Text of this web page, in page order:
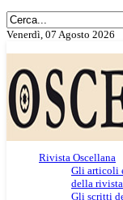
Venerdì, 07 Agosto 2026
Rivista Oscellana
Gli articoli
della rivista
Gli scritti